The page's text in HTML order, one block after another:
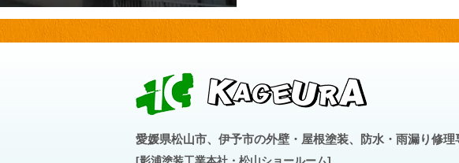
愛媛県松山市、伊予市の外壁・屋根塗装、防水・雨漏り修理